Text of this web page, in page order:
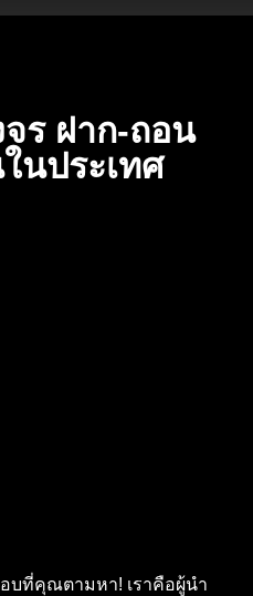
ร ฝาก-ถอน
นประเทศ
บที่คุณตามหา! เราคือผู้นำ